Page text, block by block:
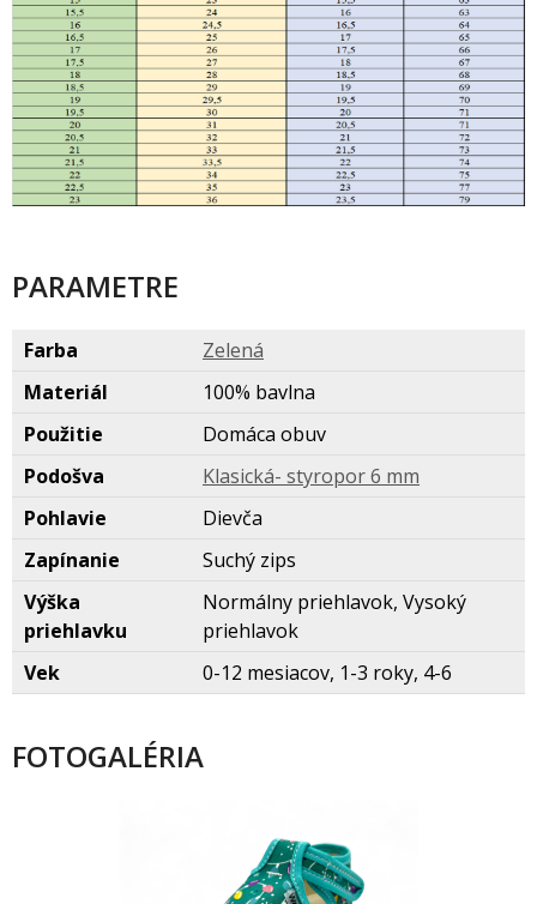
PARAMETRE
Farba
Zelen
Materiál
100% bavlna
Použitie
Domáca obuv
Podošva
Klasická- styropor 6 mm
Pohlavie
Dievča
Zapínanie
Suchý zips
Výška
priehlavku
Normálny priehlavok, Vysoký
priehlavok
Vek
0-12 mesiacov, 1-3 roky, 4-6
FOTOGALÉRIA